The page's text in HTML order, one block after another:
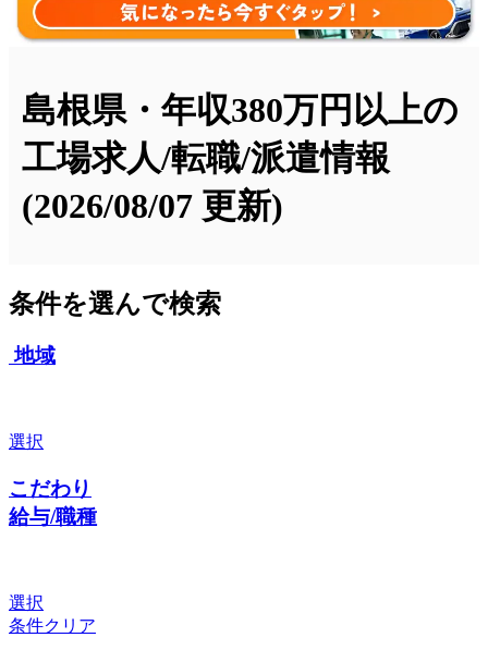
島根県・年収380万円以上の
工場求人/転職/派遣情報
(2026/08/07 更新)
条件を選んで検索
地域
選択
こだわり
給与/職種
選択
条件クリア